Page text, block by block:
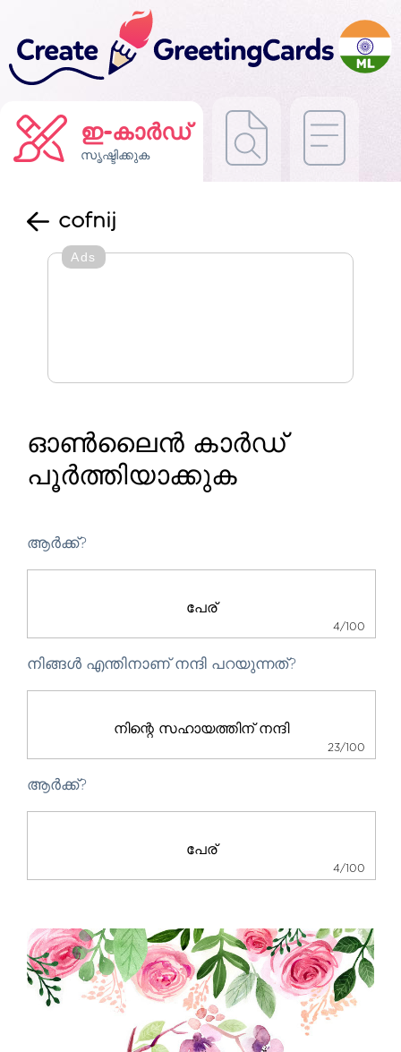
ഇ-കാർഡ്
സൃഷ്ടിക്കുക
cofnij
Ads
ഓൺലൈൻ കാർഡ്
പൂർത്തിയാക്കുക
ആർക്ക്?
4/100
നിങ്ങൾ എന്തിനാണ് നന്ദി പറയുന്നത്?
23/100
ആർക്ക്?
4/100